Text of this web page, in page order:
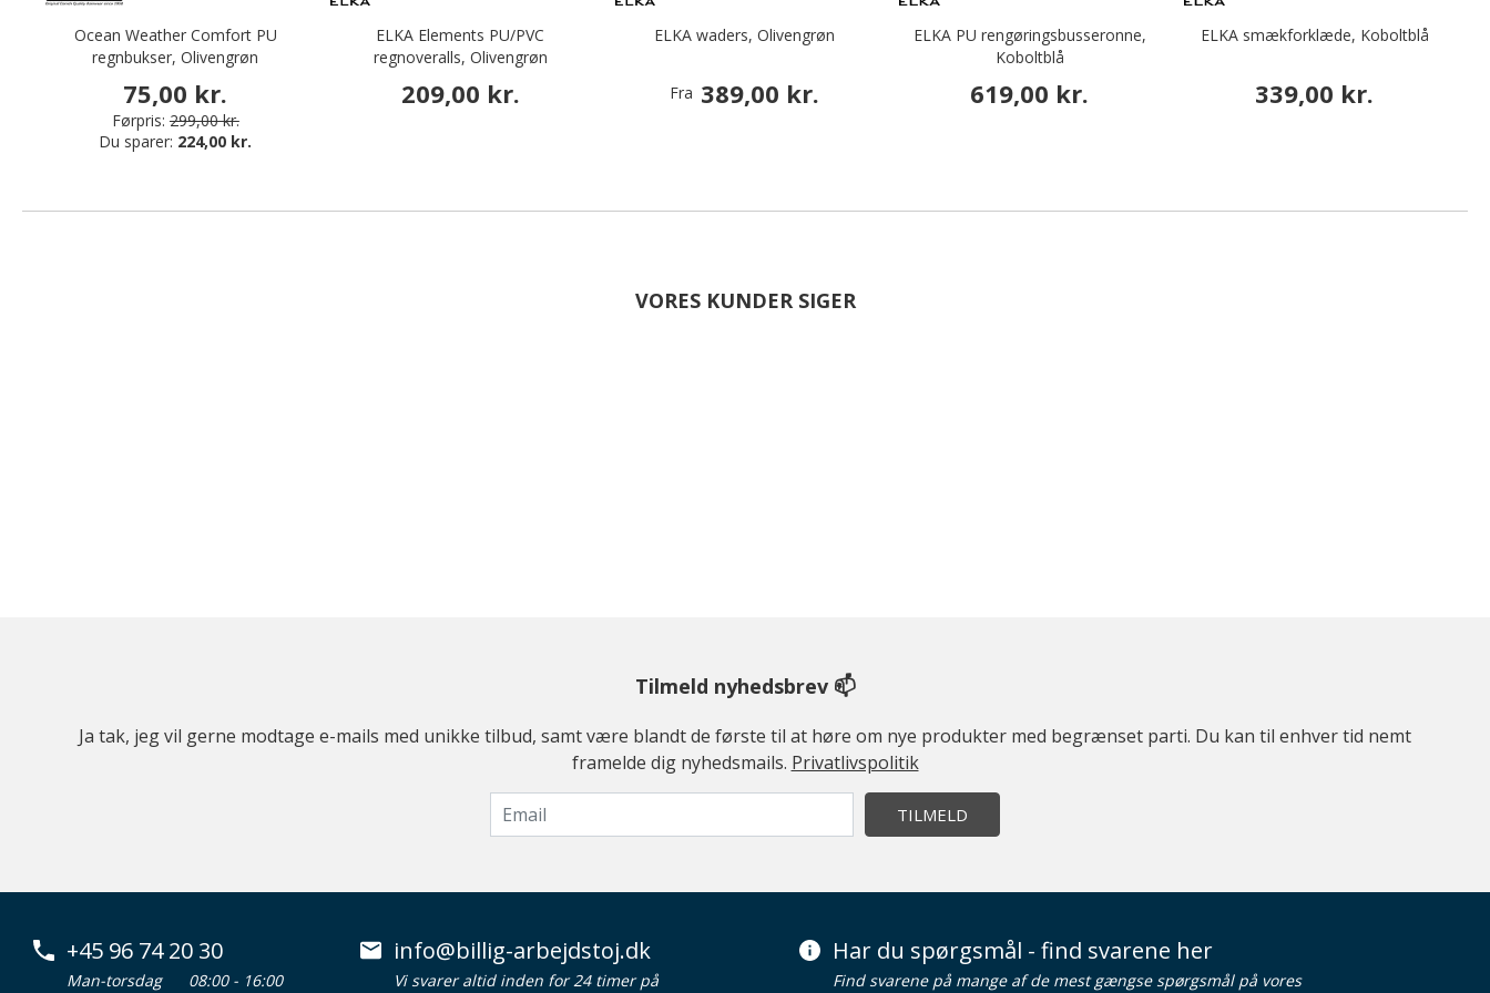
Ocean Weather Comfort PU
regnbukser, Olivengrøn
75,00 kr.
Førpris: 299,00 kr.
Du sparer: 224,00 kr.
ELKA Elements PU/PVC
regnoveralls, Olivengrøn
209,00 kr.
ELKA waders, Olivengrøn
Fra 389,00 kr.
ELKA PU rengøringsbusseronne,
Koboltblå
619,00 kr.
ELKA smækforklæde, Koboltblå
339,00 kr.
VORES KUNDER SIGER
Tilmeld nyhedsbrev 📫
Ja tak, jeg vil gerne modtage e-mails med unikke tilbud, samt være blandt de første til at høre om nye produkter med begrænset parti. Du kan til enhver tid nemt
framelde dig nyhedsmails. Privatlivspolitik
TILMELD
+45 96 74 20 30
Man-torsdag
08:00 - 16:00
info@billig-arbejdstoj.dk
Vi svarer altid inden for 24 timer på
Har du spørgsmål - find svarene her
Find svarene på mange af de mest gængse spørgsmål på vores